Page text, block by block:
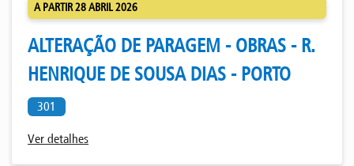
A PARTIR 28 ABRIL 2026
ALTERAÇÃO DE PARAGEM - OBRAS - R.
HENRIQUE DE SOUSA DIAS - PORTO
301
Ver detalhes